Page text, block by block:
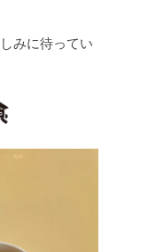
みに待ってい